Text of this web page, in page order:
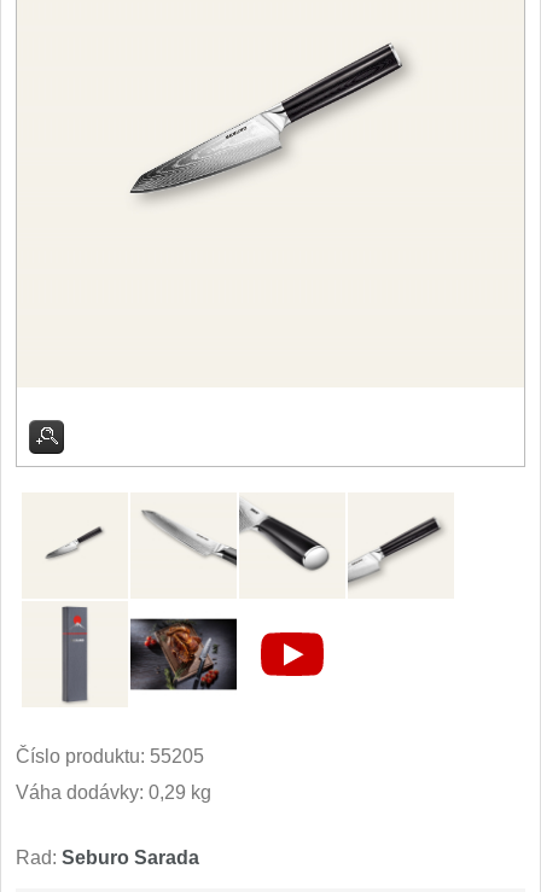
Vykosťovací nože 41
Príslušenstvo
Zavírací nože
Turistické 7
Speciální
Číslo produktu: 55205
Váha dodávky: 0,29 kg
Rad: Seburo Sarada